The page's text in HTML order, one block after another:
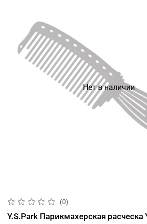
Нет в наличии
(0)
Y.S.Park Парикмахерская расческа